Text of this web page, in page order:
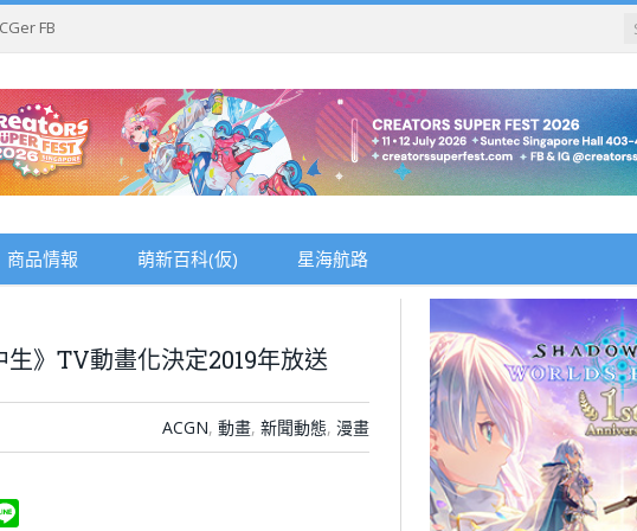
FB
商品情報 萌新百科(仮) 星海航路
》TV動畫化決定2019年放送
ACGN, 動畫, 新聞動態, 漫畫